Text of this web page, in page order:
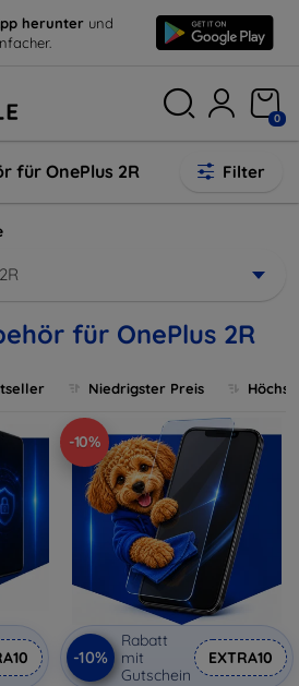
herunter und
0
für OnePlus 2R Filter
für OnePlus 2R
Niedrigster Preis
-10%
-10%
Rabatt
mit
Gutschein
EXTRA10